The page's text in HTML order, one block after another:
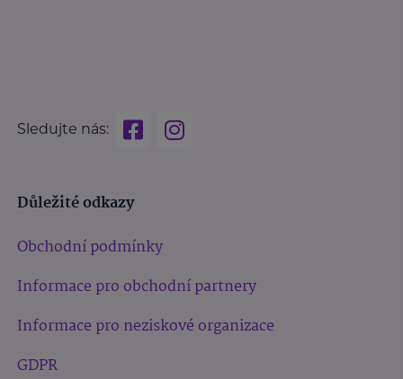
Sledujte nás:
Důležité odkazy
Obchodní podmínky
Informace pro obchodní partnery
Informace pro neziskové organizace
GDPR